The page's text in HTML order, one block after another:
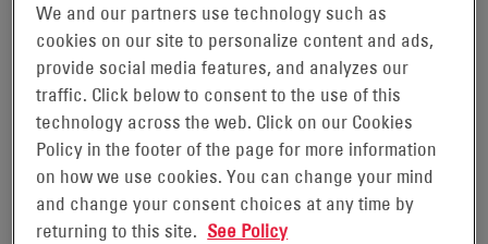
ODYSSEY®, diseñadas con tecnología de placas delgadas
de plomo puro (TPPL), para ofrecer una energía
prácticamente sin mantenimiento y de larga duración.
Además, en uno de los principales circuitos de velocidad
del país, el Charlotte Motor Speedway (Concord, Carolina
del Norte), se presentará un automóvil de carreras
publicitando la marca ODYSSEY®, el cual estará
We and our partners use technology such as
cookies on our site to personalize content and ads,
provide social media features, and analyzes our
traffic. Click below to consent to the use of this
technology across the web. Click on our Cookies
Policy in the footer of the page for more information
on how we use cookies. You can change your mind
and change your consent choices at any time by
returning to this site. See Policy